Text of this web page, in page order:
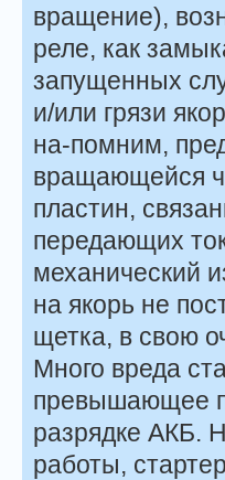
вращение),
реле, как
запущенных
и/или грязи
на-помним,
вращающейся
пластин,
передающих
механический
на якорь не
щетка, в свою
Много вреда
превышающее
разрядке АКБ.
работы,